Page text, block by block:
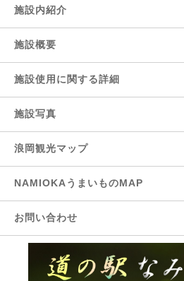
施設内紹介
施設概要
施設使用に関する詳細
施設写真
浪岡観光マップ
NAMIOKAうまいものMAP
お問い合わせ